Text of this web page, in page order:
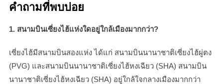
คำถามที่พบบ่อย
1. สนามบินเซี่ยงไฮ้แห่งใดอยู่ใกล้เมืองมากกว่า?
เซี่ยงไฮ้มีสนามบินสองแห่ง ได้แก่ สนามบินนานาชาติเซี่ยงไฮ้ผู่ตง
(PVG) และสนามบินนานาชาติเซี่ยงไฮ้หงเฉียว (SHA) สนามบิน
นานาชาติเซี่ยงไฮ้หงเฉียว (SHA) อยู่ใกล้ใจกลางเมืองมากกว่า